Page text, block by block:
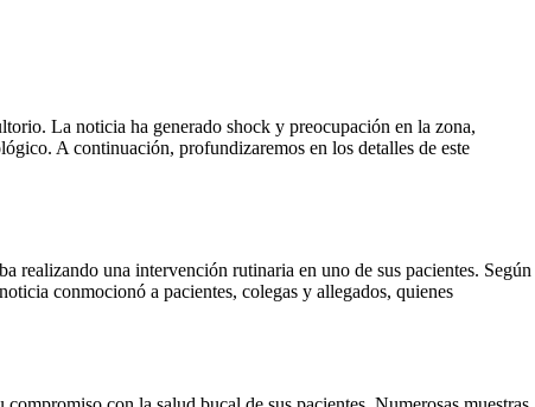
La noticia ha generado shock y preocupación en la zona,
A continuación, profundizaremos en los detalles de este
realizando una intervención rutinaria en uno de sus pacientes. Según
conmocionó a pacientes, colegas y allegados, quienes